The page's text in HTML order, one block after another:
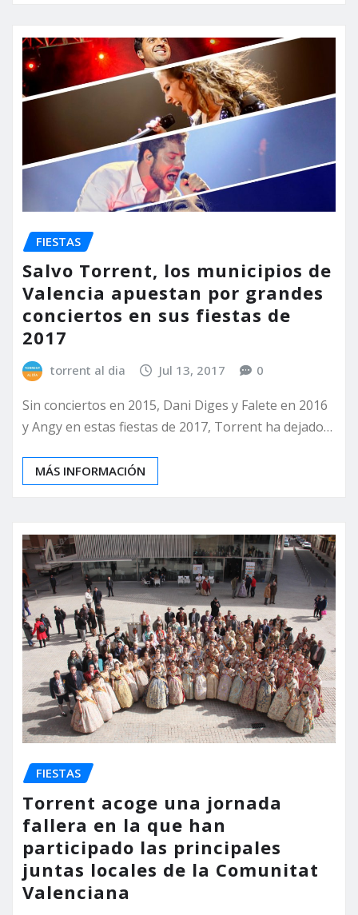
FIESTAS
Salvo Torrent, los municipios de
Valencia apuestan por grandes
conciertos en sus fiestas de
2017
torrent al dia Jul 13, 2017 0
Sin conciertos en 2015, Dani Diges y Falete en 2016
y Angy en estas fiestas de 2017, Torrent ha dejado…
MÁS INFORMACIÓN
FIESTAS
Torrent acoge una jornada
fallera en la que han
participado las principales
juntas locales de la Comunitat
Valenciana